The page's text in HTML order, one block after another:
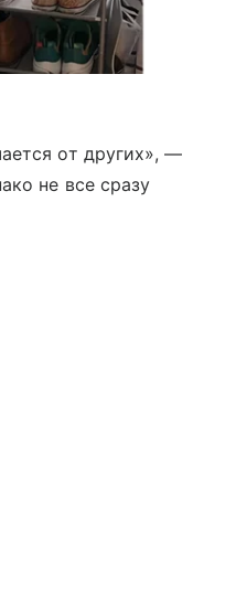
от других», —
не все сразу